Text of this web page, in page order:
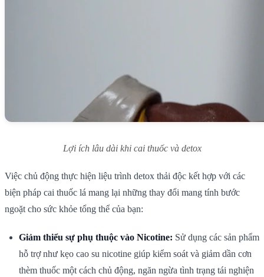
Lợi ích lâu dài khi cai thuốc và detox
Việc chủ động thực hiện liệu trình detox thải độc kết hợp với các
biện pháp cai thuốc lá mang lại những thay đổi mang tính bước
ngoặt cho sức khỏe tổng thể của bạn:
Giảm thiểu sự phụ thuộc vào Nicotine: Sử dụng các sản phẩm
hỗ trợ như kẹo cao su nicotine giúp kiểm soát và giảm dần cơn
thèm thuốc một cách chủ động, ngăn ngừa tình trạng tái nghiện